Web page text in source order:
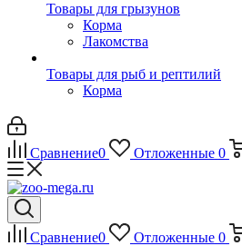
Товары для грызунов
Корма
Лакомства
Товары для рыб и рептилий
Корма
Сравнение0 Отложенные 0
Сравнение0 Отложенные 0